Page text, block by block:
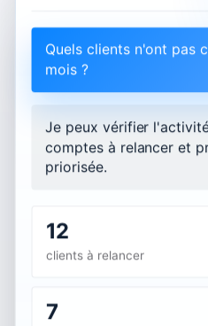
Quels clients n'ont pas
mois ?
Je peux vérifier
comptes à relancer et
priorisée.
12
clients à relancer
7